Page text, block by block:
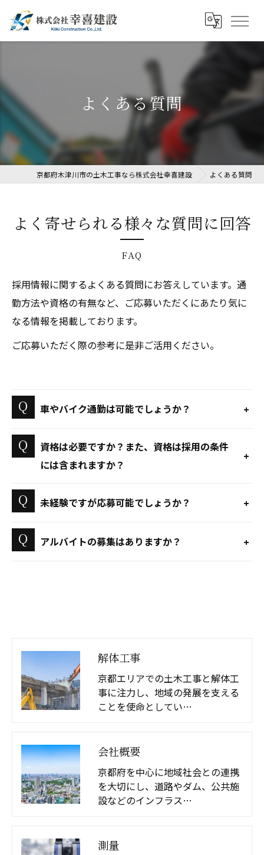
よくある質問
京都府木津川市の土木工事なら株式会社幸喜建設 よくある質問
よく寄せられる様々な質問に回答
FAQ
採用情報に関するよくある質問にお答えしています。通
勤方法や資格の有無など、ご応募いただくにあたり気に
なる情報を掲載しております。
ご応募いただく際の参考に是非ご活用ください。
車やバイク通勤は可能でしょうか？
資格は必要ですか？また、資格は採用の条件
には含まれますか？
未経験ですが応募可能でしょうか？
アルバイトの募集はありますか？
解体工事
京都エリアでの土木工事と解体工
事に注力し、地域の発展を支える
ことを使命としてい…
会社概要
京都府を中心に地域社会との連携
を大切にし、道路やダム、公共施
設などのインフラス…
測量